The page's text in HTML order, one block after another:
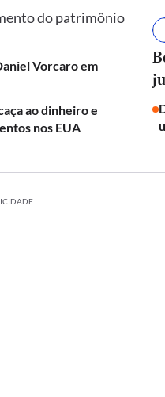
do patrimônio
Vorcaro em
ao dinheiro e
nos EUA